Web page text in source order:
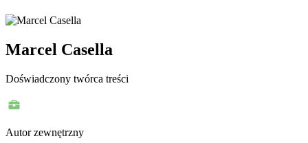
Marcel Casella
Doświadczony twórca treści
Autor zewnętrzny